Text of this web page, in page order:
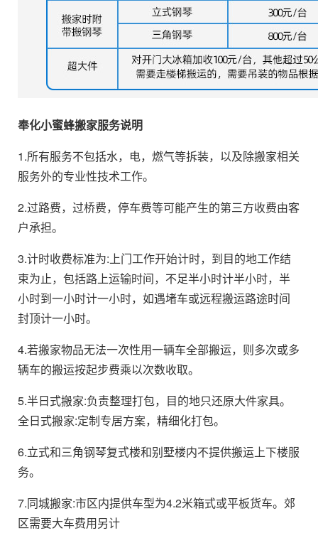
奉化小蜜蜂搬家服务说明
1.所有服务不包括水，电，燃气等拆装，以及除搬家相关
服务外的专业性技术工作。
2.过路费，过桥费，停车费等可能产生的第三方收费由客
户承担。
3.计时收费标准为:上门工作开始计时，到目的地工作结
束为止，包括路上运输时间，不足半小时计半小时，半
小时到一小时计一小时，如遇堵车或远程搬运路途时间
封顶计一小时。
4.若搬家物品无法一次性用一辆车全部搬运，则多次或多
辆车的搬运按起步费乘以次数收取。
5.半日式搬家:负责整理打包，目的地只还原大件家具。
全日式搬家:定制专居方案，精细化打包。
6.立式和三角钢琴复式楼和别墅楼内不提供搬运上下楼服
务。
7.同城搬家:市区内提供车型为4.2米箱式或平板货车。郊
区需要大车费用另计